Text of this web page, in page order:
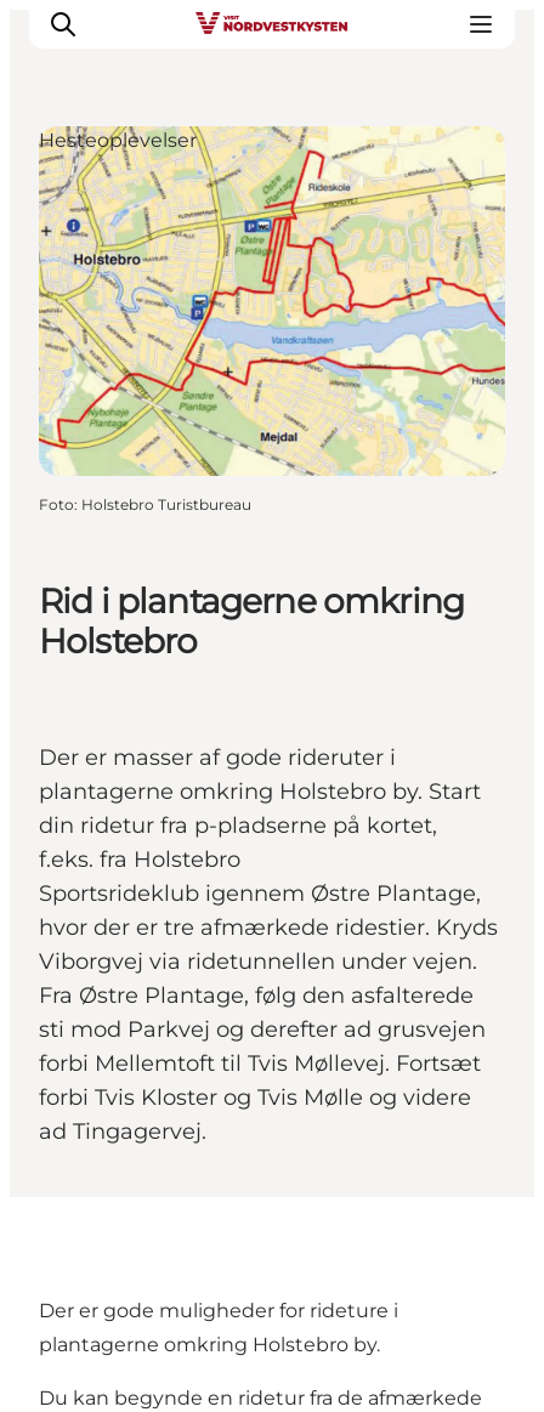
Feriesteder
Inspiration
Handicapvenlig ferie
Events
Overnatning
Planlæg din ferie
Rid i plantagerne omkring
Holstebro
Der er masser af gode rideruter i
plantagerne omkring Holstebro by. Start
din ridetur fra p-pladserne på kortet,
f.eks. fra Holstebro
Sportsrideklub igennem Østre Plantage,
hvor der er tre afmærkede ridestier. Kryds
Viborgvej via ridetunnellen under vejen.
Fra Østre Plantage, følg den asfalterede
sti mod Parkvej og derefter ad grusvejen
forbi Mellemtoft til Tvis Møllevej. Fortsæt
forbi Tvis Kloster og Tvis Mølle og videre
ad Tingagervej.
Hesteoplevelser
Foto: Holstebro Turistbureau
Der er gode muligheder for rideture i
plantagerne omkring Holstebro by.
Du kan begynde en ridetur fra de afmærkede